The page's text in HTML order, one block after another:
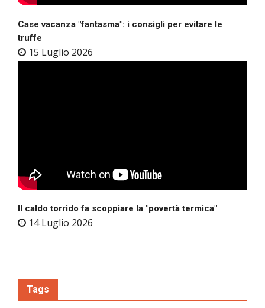
Case vacanza "fantasma": i consigli per evitare le
truffe
15 Luglio 2026
Il caldo torrido fa scoppiare la "povertà termica"
14 Luglio 2026
Tags